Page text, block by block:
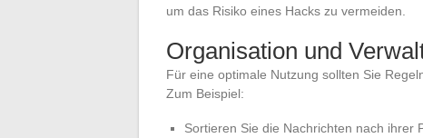
um das Risiko eines Hacks zu vermeiden.
Organisation und
Für eine optimale Nutzung sollten Sie
Zum Beispiel:
Sortieren Sie die Nachrichten nach ihrer